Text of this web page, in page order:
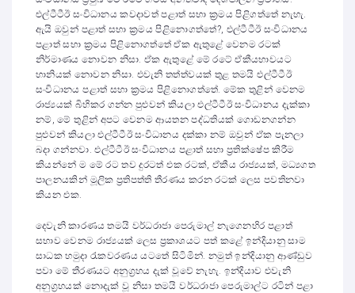
එල්ටීටීඊ සංවිධානය කවදාවත් පළාත් සභා ක්‍රමය පිළිගත්තේ නැහැ.
ඇයි ඔවුන් පළාත් සභා ක්‍රමය පිළිනොගත්තේ?, එල්ටීටීඊ සංවිධානය
පළාත් සභා ක්‍රමය පිළිනොගත්තේ ඒක ඇතුළේ වෙනම රටක්
නිර්මාණය නොවන නිසා. ඒක ඇතුළේ මේ රටේ ඒකීයභාවයට
හානියක් නොවන නිසා. එවැනි තත්ත්වයක් තුළ තමයි එල්ටීටීඊ
සංවිධානය පළාත් සභා ක්‍රමය පිළිනොගත්තේ. මේක තුළින් වෙනම
රාජ්‍යයක් බිහිකර ගන්න පුළුවන් කියලා එල්ටීටීඊ සංවිධානය දැක්කා
නම්, මේ තුළින් අපට වෙනම ආයතන පද්ධතියක් ගොඩනගන්න
පුළුවන් කියලා එල්ටීටීඊ සංවිධානය දක්කා නම් ඔවුන් ඒක පැනලා
බදා ගන්නවා. එල්ටීටීඊ සංවිධානය පළාත් සභා ප්‍රතික්ෂේප කිරීම
කියන්නේ ම මේ රට තව දුරටත් එක රටක්, ඒකීය රාජ්‍යයක්, මධ්‍යගත
පාලනයකින් මූලික ප්‍රතිපත්ති තීරණය කරන රටක් ලෙස පවතිනවා
කියන එක.
දෙවැනි කාරණය තමයි වර්ධරාජා පෙරුමාල් නැගෙනහිර පළාත්
සභාව වෙනම රාජ්‍යයක් ලෙස ප්‍රකාශයට පත් කළේ ඉන්දියානු සාම
සාධක හමුදා රැකවරණය යටතේ සිටිමින්. නමුත් ඉන්දියානු ආණ්ඩුව
පවා මේ තීරණයට අනුග්‍රහය දැක් වූවේ නැහැ. ඉන්දියාව එවැනි
අනුග්‍රහයක් නොදැක් වූ නිසා තමයි වර්ධරාජා පෙරුමාල්ට රටින් පළා